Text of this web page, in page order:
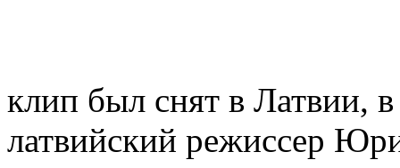
клип был снят в Латвии,
латвийский режиссер